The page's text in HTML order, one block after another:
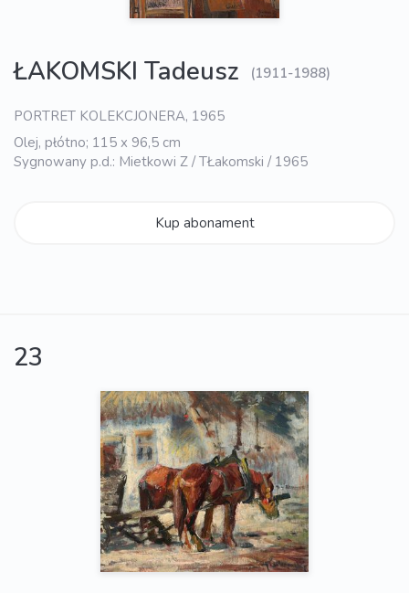
ŁAKOMSKI Tadeusz (1911-1988)
PORTRET KOLEKCJONERA, 1965
Olej, płótno; 115 x 96,5 cm
Sygnowany p.d.: Mietkowi Z / TŁakomski / 1965
Kup abonament
23